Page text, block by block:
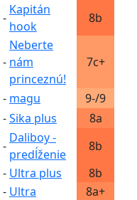
-
Kapitán
hook
8b
-
Neberte
nám
princeznú!
7c+
- magu 9-/9
- Sika plus 8a
-
Daliboy -
predĺženie
8b
- Ultra plus 8b
- Ultra 8a+